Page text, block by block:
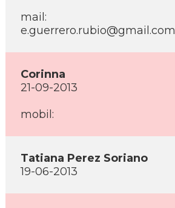
mail:
e.guerrero.rubio@gmail.com
Corinna
21-09-2013
mobil:
Tatiana Perez Soriano
19-06-2013